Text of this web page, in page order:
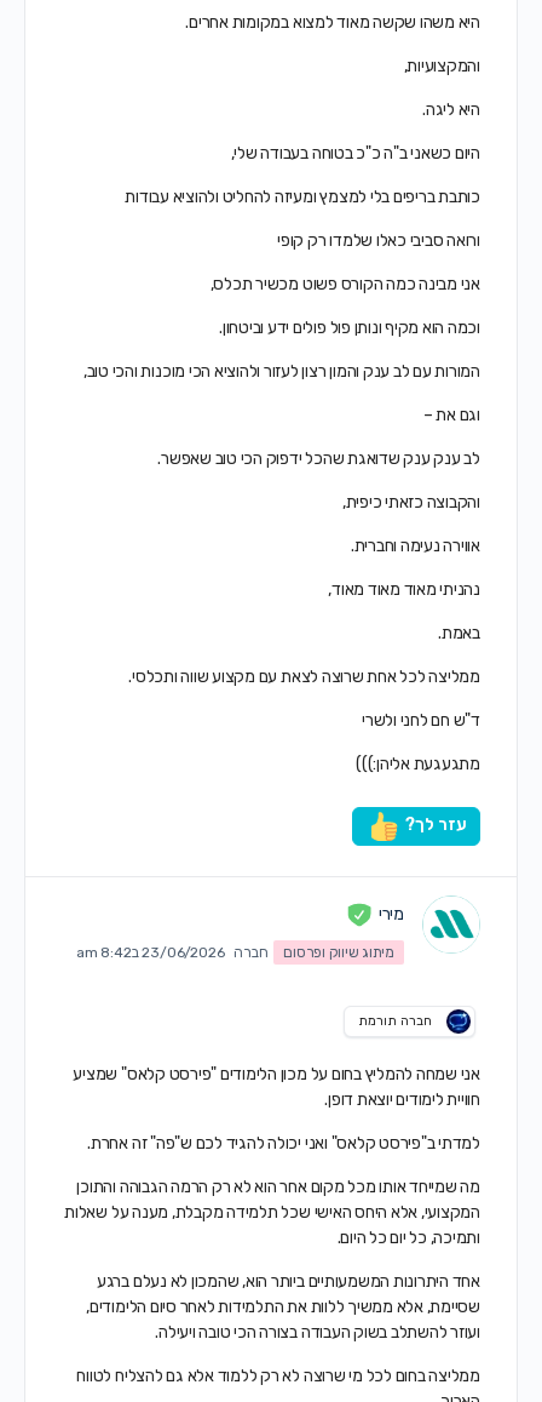
היא משהו שקשה מאוד למצוא במקומות אחרים.
והמקצועיות,
היא ליגה.
היום כשאני ב"ה כ"כ בטוחה בעבודה שלי,
כותבת בריפים בלי למצמץ ומעיזה להחליט ולהוציא עבודות
ורואה סביבי כאלו שלמדו רק קופי
אני מבינה כמה הקורס פשוט מכשיר תכלס,
וכמה הוא מקיף ונותן פול פולים ידע וביטחון.
המורות עם לב ענק והמון רצון לעזור ולהוציא הכי מוכנות והכי טוב,
וגם את –
לב ענק ענק שדואגת שהכל ידפוק הכי טוב שאפשר.
והקבוצה כזאתי כיפית,
אווירה נעימה וחברית.
נהניתי מאוד מאוד מאוד,
באמת.
ממליצה לכל אחת שרוצה לצאת עם מקצוע שווה ותכלסי.
ד"ש חם לחני ולשרי
מתגעגעת אליהן:)))
עזר לך?
מירי
מיתוג שיווק ופרסום חברה 23/06/2026 ב8:42 am
חברה תורמת
אני שמחה להמליץ בחום על מכון הלימודים "פירסט קלאס" שמציע
חוויית לימודים יוצאת דופן.
למדתי ב"פירסט קלאס" ואני יכולה להגיד לכם ש"פה" זה אחרת.
מה שמייחד אותו מכל מקום אחר הוא לא רק הרמה הגבוהה והתוכן
המקצועי, אלא היחס האישי שכל תלמידה מקבלת, מענה על שאלות
ותמיכה, כל יום כל היום.
אחד היתרונות המשמעותיים ביותר הוא, שהמכון לא נעלם ברגע
שסיימת, אלא ממשיך ללוות את התלמידות לאחר סיום הלימודים,
ועוזר להשתלב בשוק העבודה בצורה הכי טובה ויעילה.
ממליצה בחום לכל מי שרוצה לא רק ללמוד אלא גם להצליח לטווח